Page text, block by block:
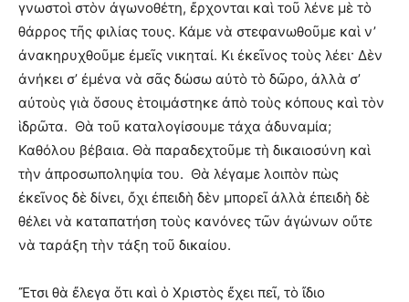
γνωστοὶ στὸν ἀγωνοθέτη, ἔρχονται καὶ τοῦ λένε μὲ τὸ
θάρρος τῆς φιλίας τους. Κάμε νὰ στεφανωθοῦμε καὶ ν’
ἀνακηρυχθοῦμε ἐμεῖς νικηταί. Κι ἐκεῖνος τοὺς λέει· Δὲν
ἀνήκει σ’ ἐμένα νὰ σᾶς δώσω αὐτὸ τὸ δῶρο, ἀλλὰ σ’
αὐτοὺς γιὰ ὅσους ἑτοιμάστηκε ἀπὸ τοὺς κόπους καὶ τὸν
ἱδρῶτα. Θὰ τοῦ καταλογίσουμε τάχα ἀδυναμία;
Καθόλου βέβαια. Θὰ παραδεχτοῦμε τὴ δικαιοσύνη καὶ
τὴν ἀπροσωποληψία του. Θὰ λέγαμε λοιπὸν πὼς
ἐκεῖνος δὲ δίνει, ὄχι ἐπειδὴ δὲν μπορεῖ ἀλλὰ ἐπειδὴ δὲ
θέλει νὰ καταπατήση τοὺς κανόνες τῶν ἀγώνων οὔτε
νὰ ταράξη τὴν τάξη τοῦ δικαίου.
Ἔτσι θὰ ἔλεγα ὅτι καὶ ὁ Χριστὸς ἔχει πεῖ, τὸ ἴδιο